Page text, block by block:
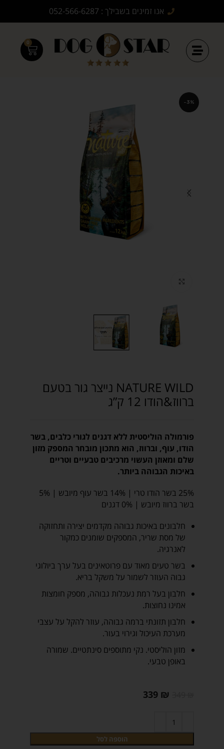
אנו זמינים בשבילך : 052-566-6287
0
-3%
NATURE WILD נייצר גור בטעם
ברווז&הודו 12 ק”ג
פורמולה הוליסטית ללא דגנים לגורי כלבים, בשר
הודו, עוף, וברווז, הוא מתכון מובחר המספק מזון
שלם ומאוזן העשוי מרכיבים טבעיים וטריים
באיכות הגבוהה ביותר.
25% בשר הודו טרי | 14% בשר עוף מיובש | 5%
בשר ברווז מיובש | 0% דגנים
חלבונים באיכות גבוהה מקדמים יצירה ותחזוקה
של מסת שריר, המספקים שומנים כמקור
לאנרגיה.
בשר טעים מאוד עם פרוטאינים בעל ערך ביולוגי
גבוה העוזר לשמור על משקל בריא.
חלבון בעל רמת נעכלות גבוהה, מספק חומצות
אמינו נחוצות.
חלבון תזונתי ברמה גבוהה, עוזר להקל על עצבי
מערכת העיכול וגירוי בעור.
מזון הוליסטי. נקי מתוספים סינתטיים. שמורה
באופן טבעי.
339 ₪
הוספה לסל